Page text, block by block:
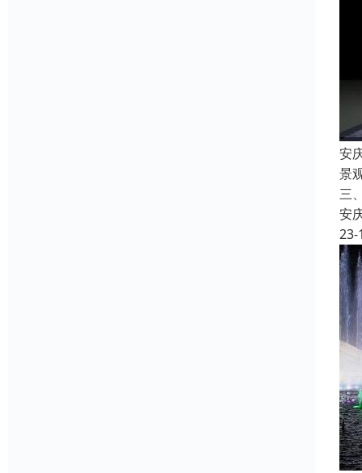
安
景
三
安
23-